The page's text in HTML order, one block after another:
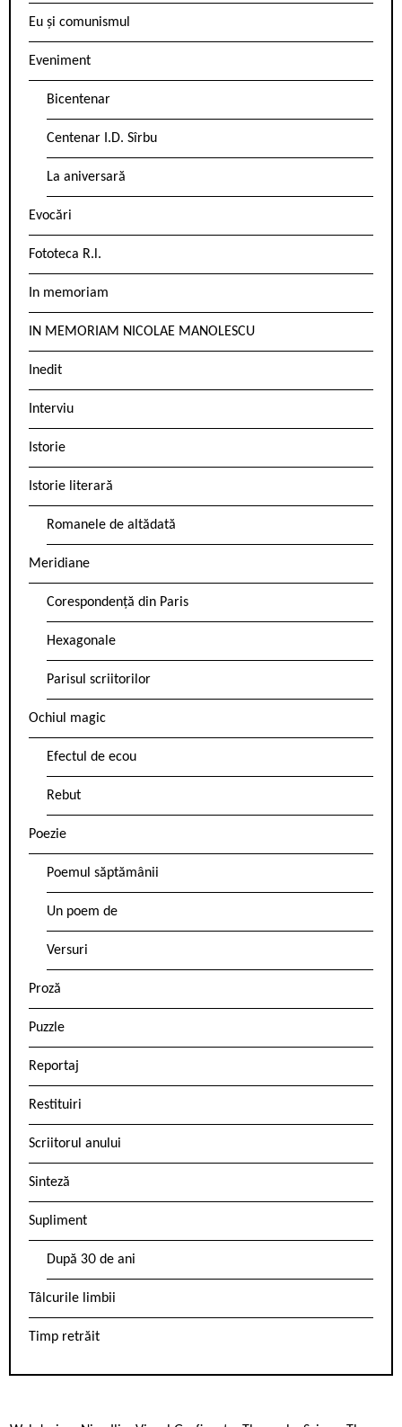
Eu și comunismul
Eveniment
Bicentenar
Centenar I.D. Sîrbu
La aniversară
Evocări
Fototeca R.l.
In memoriam
IN MEMORIAM NICOLAE MANOLESCU
Inedit
Interviu
Istorie
Istorie literară
Romanele de altădată
Meridiane
Corespondență din Paris
Hexagonale
Parisul scriitorilor
Ochiul magic
Efectul de ecou
Rebut
Poezie
Poemul săptămânii
Un poem de
Versuri
Proză
Puzzle
Reportaj
Restituiri
Scriitorul anului
Sinteză
Supliment
După 30 de ani
Tâlcurile limbii
Timp retrăit